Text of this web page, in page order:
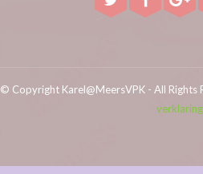
© Copyright Karel@MeersVPK - All
verklaring